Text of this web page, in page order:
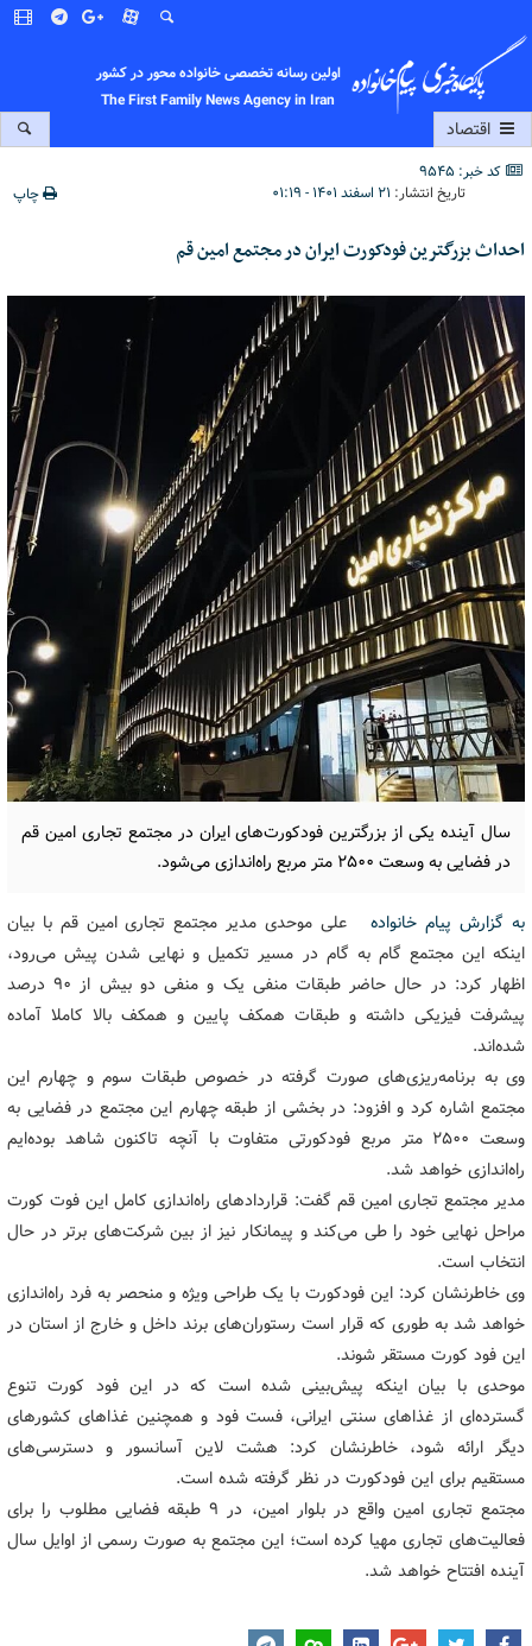
اولین رسانه تخصصی خانواده محور در کشور
The First Family News Agency in Iran
اقتصاد
کد خبر: 9545
تاریخ انتشار: ۲۱ اسفند ۱۴۰۱ - ۰۱:۱۹ چاپ
احداث بزرگترین فودکورت ایران در مجتمع امین قم
سال آینده یکی از بزرگترین فودکورت‌های ایران در مجتمع تجاری امین قم
در فضایی به وسعت 2500 متر مربع راه‌اندازی می‌شود.
به گزارش پیام خانوادهعلی موحدی مدیر مجتمع تجاری امین قم با بیان
اینکه این مجتمع گام به گام در مسیر تکمیل و نهایی شدن پیش می‌رود،
اظهار کرد: در حال حاضر طبقات منفی یک و منفی دو بیش از 90 درصد
پیشرفت فیزیکی داشته و طبقات همکف پایین و همکف بالا کاملا آماده
شده‌اند.
وی به برنامه‌ریزی‌های صورت گرفته در خصوص طبقات سوم و چهارم این
مجتمع اشاره کرد و افزود: در بخشی از طبقه چهارم این مجتمع در فضایی به
وسعت 2500 متر مربع فودکورتی متفاوت با آنچه تاکنون شاهد بوده‌ایم
راه‌اندازی خواهد شد.
مدیر مجتمع تجاری امین قم گفت: قراردادهای راه‌اندازی کامل این فوت کورت
مراحل نهایی خود را طی می‌کند و پیمانکار نیز از بین شرکت‌های برتر در حال
انتخاب است.
وی خاطرنشان کرد: این فودکورت با یک طراحی ویژه و منحصر به فرد راه‌اندازی
خواهد شد به طوری که قرار است رستوران‌های برند داخل و خارج از استان در
این فود کورت مستقر شوند.
موحدی با بیان اینکه پیش‌بینی شده است که در این فود کورت تنوع
گسترده‌ای از غذاهای سنتی ایرانی، فست فود و همچنین غذاهای کشورهای
دیگر ارائه شود، خاطرنشان کرد: هشت لاین آسانسور و دسترسی‌های
مستقیم برای این فودکورت در نظر گرفته شده است.
مجتمع تجاری امین واقع در بلوار امین، در 9 طبقه فضایی مطلوب را برای
فعالیت‌های تجاری مهیا کرده است؛ این مجتمع به صورت رسمی از اوایل سال
آینده افتتاح خواهد شد.